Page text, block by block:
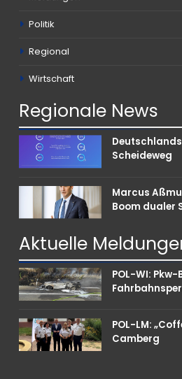
Politik
Regional
Wirtschaft
Regionale News
Scheideweg
Marcus
Boom dualer
punkten
Aktuelle
POL-WI:
POL-LM:
Camberg